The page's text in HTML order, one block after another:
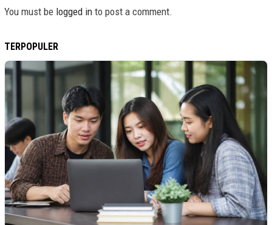
You must be logged in to post a comment.
TERPOPULER